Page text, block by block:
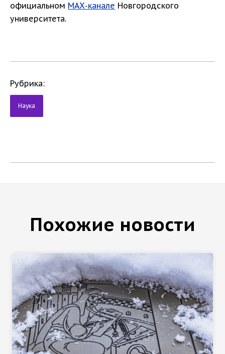
официальном МАХ-канале Новгородского
университета.
Рубрика:
Наука
Похожие новости